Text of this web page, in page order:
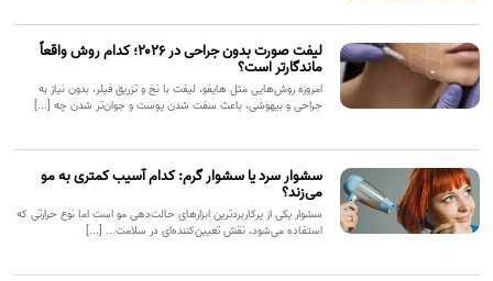
لیفت صورت بدون جراحی در ۲۰۲۶؛ کدام روش واقعاً
ماندگارتر است؟
امروزه روش‌هایی مثل هایفو، لیفت با نخ و تزریق فیلر، بدون نیاز به
جراحی و بیهوشی، باعث سفت شدن پوست و جوان‌تر شدن چه [...]
سشوار سرد یا سشوار گرم: کدام آسیب کمتری به مو
می‌زند؟
سشوار یکی از پرکاربردترین ابزارهای حالت‌دهی مو است اما نوع حرارتی که
استفاده می‌شود، نقش تعیین‌کننده‌ای در سلامت... [...]